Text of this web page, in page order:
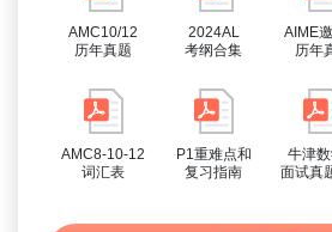
AMC10/12
历年真题
2024AL
考纲合集
AIME
历年
AMC8-10-12
词汇表
P1重难点和
复习指南
牛津
面试真